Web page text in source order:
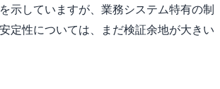
示していますが、業務システム特有の制
定性については、まだ検証余地が大きい